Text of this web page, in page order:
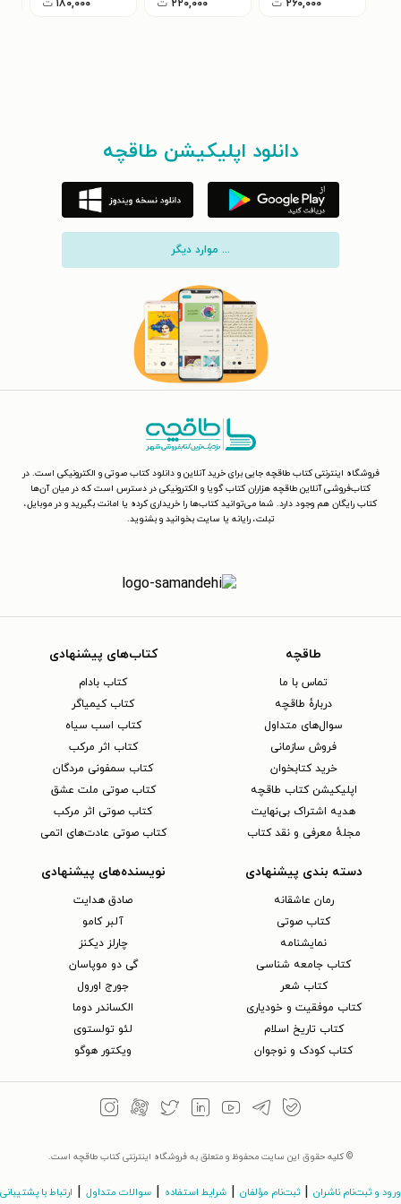
۲۶۰,۰۰۰ ت ۲۲۰,۰۰۰ ت ۱۸۰,۰۰۰ ت
دانلود اپلیکیشن طاقچه
... موارد دیگر
فروشگاه اینترنتی کتاب طاقچه جایی برای خرید آنلاین و دانلود کتاب صوتی و الکترونیکی است. در
کتاب‌فروشی آنلاین طاقچه هزاران کتاب گویا و الکترونیکی در دسترس است که در میان آن‌ها
کتاب رایگان هم وجود دارد. شما می‌توانید کتاب‌ها را خریداری کرده یا امانت بگیرید و در موبایل،
تبلت، رایانه یا سایت بخوانید و بشنوید.
طاقچه
تماس با ما
دربارهٔ طاقچه
سوال‌های متداول
فروش سازمانی
خرید کتابخوان
اپلیکیشن کتاب طاقچه
هدیه اشتراک بی‌نهایت
مجلهٔ معرفی و نقد کتاب
کتاب‌های پیشنهادی
کتاب بادام
کتاب کیمیاگر
کتاب اسب سیاه
کتاب اثر مرکب
کتاب سمفونی مردگان
کتاب صوتی ملت عشق
کتاب صوتی اثر مرکب
کتاب صوتی عادت‌های اتمی
دسته بندی پیشنهادی
رمان عاشقانه
کتاب‌ صوتی
نمایشنامه
کتاب جامعه شناسی
کتاب شعر
کتاب موفقیت و خودیاری
کتاب تاریخ اسلام
کتاب کودک و نوجوان
نویسنده‌های پیشنهادی
صادق هدایت
آلبر کامو
چارلز دیکنز
گی دو موپاسان
جورج اورول
الکساندر دوما
لئو تولستوی
ویکتور هوگو
© کلیه حقوق این سایت محفوظ و متعلق به فروشگاه اینترنتی کتاب طاقچه است.
ورود و ثبت‌نام ناشران | ثبت‌نام مؤلفان | شرایط استفاده | سوالات متداول | ارتباط با پشتیبانی